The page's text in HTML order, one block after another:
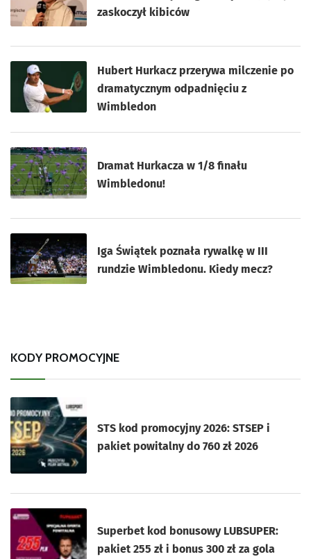
zaskoczył kibiców
Hubert Hurkacz przerywa milczenie po
dramatycznym odpadnięciu z
Wimbledon
Dramat Hurkacza w 1/8 finału
Wimbledonu!
Iga Świątek poznała rywalkę w III
rundzie Wimbledonu. Kiedy mecz?
KODY PROMOCYJNE
STS kod promocyjny 2026: STSEP i
pakiet powitalny do 760 zł 2026
Superbet kod bonusowy LUBSUPER:
pakiet 255 zł i bonus 300 zł za gola